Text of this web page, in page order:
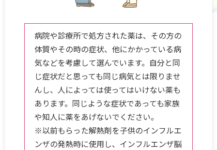
病院や診療所で処方された薬は、その方の
体質やその時の症状、他にかかっている病
気などを考慮して選んでいます。自分と同
じ症状だと思っても同じ病気とは限りませ
んし、人によっては使ってはいけない薬も
あります。同じような症状であっても家族
や知人に薬をあげないでください。
※以前もらった解熱剤を子供のインフルエ
ンザの発熱時に使用し、インフルエンザ脳